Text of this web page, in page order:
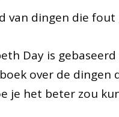
van dingen die fout
Day is
over de dingen
je het beter zou